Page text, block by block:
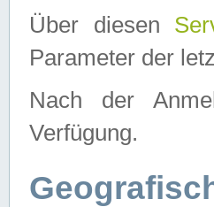
Über diesen
Parameter der
Nach der
Verfügung.